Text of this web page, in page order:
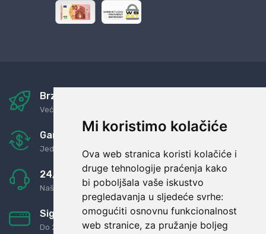
Mi koristimo kolačiće
Ova web stranica koristi kolačiće i
druge tehnologije praćenja kako
bi poboljšala vaše iskustvo
pregledavanja u sljedeće svrhe:
omogućiti osnovnu funkcionalnost
web stranice, za pružanje boljeg
Brza i sigurna dostava
Već za nekoliko dana kod vas
Garancija u povrat novaca
Jednostavno pravilo: Roba za novac
24/7 odlična podrška
Naši agenti uvijek na raspolaganju
Sigurno obročno plaćanje
Do 24 rata bez kamata